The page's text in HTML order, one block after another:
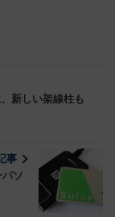
新しい架線柱も
事
パソ